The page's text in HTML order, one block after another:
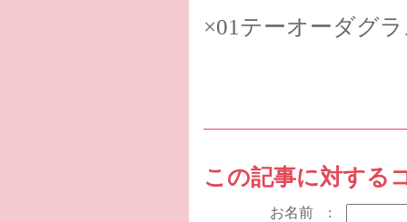
×01テーオーダグ
この記事に対する
お名前 :